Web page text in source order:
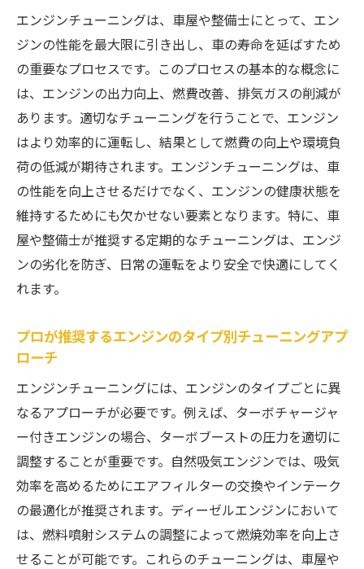
ューニング技術
エンジン寿命を延ばすためのオイルと添加
剤の選び方
タイミングベルトとチェーンの管理と整備
冷却システムの効果的なメンテナンス方法
燃料システムの清掃と調整の重要性
エンジン内部の摩耗を防ぐための手法
エンジンの劣化を防ぐための日常点検ポイ
ント
整備士が語る燃費向上のためのエンジンチュー
ニングの極意
要性
点火タイミングの調整による燃費改善
エンジン負荷を減少させるための技術
タイヤ空気圧と燃費の関係について
日常運転での燃費を向上させる運転技術
車屋によるエンジンの性能を最大限に引き出す
ための秘策
エンジンの圧縮比を調整する効果
エンジンチューニングは、車屋や整備士にとって、エン
ジンの性能を最大限に引き出し、車の寿命を延ばすため
の重要なプロセスです。このプロセスの基本的な概念に
は、エンジンの出力向上、燃費改善、排気ガスの削減が
あります。適切なチューニングを行うことで、エンジン
はより効率的に運転し、結果として燃費の向上や環境負
荷の低減が期待されます。エンジンチューニングは、車
の性能を向上させるだけでなく、エンジンの健康状態を
維持するためにも欠かせない要素となります。特に、車
屋や整備士が推奨する定期的なチューニングは、エンジ
ンの劣化を防ぎ、日常の運転をより安全で快適にしてく
れます。
プロが推奨するエンジンのタイプ別チューニングアプ
ローチ
エンジンチューニングには、エンジンのタイプごとに異
なるアプローチが必要です。例えば、ターボチャージャ
ー付きエンジンの場合、ターボブーストの圧力を適切に
調整することが重要です。自然吸気エンジンでは、吸気
効率を高めるためにエアフィルターの交換やインテーク
の最適化が推奨されます。ディーゼルエンジンにおいて
は、燃料噴射システムの調整によって燃焼効率を向上さ
せることが可能です。これらのチューニングは、車屋や